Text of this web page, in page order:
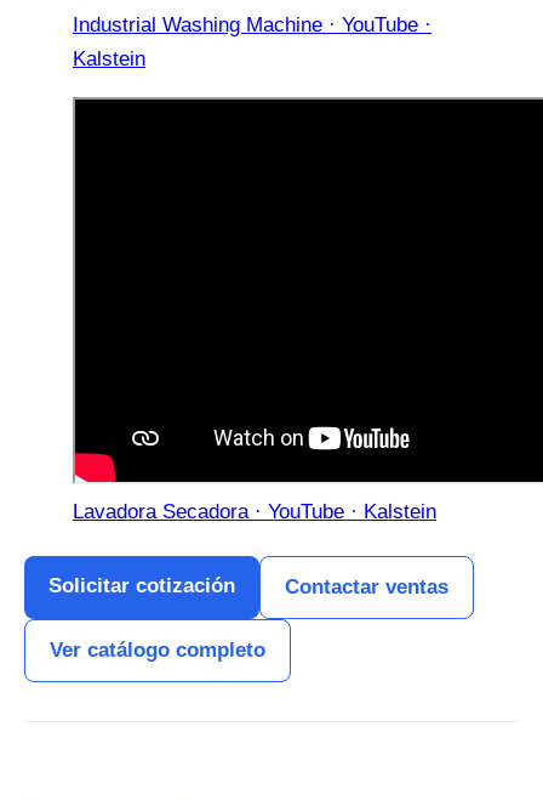
Industrial Washing Machine · YouTube ·
Kalstein
Lavadora Secadora · YouTube · Kalstein
Solicitar cotización Contactar ventas
Ver catálogo completo